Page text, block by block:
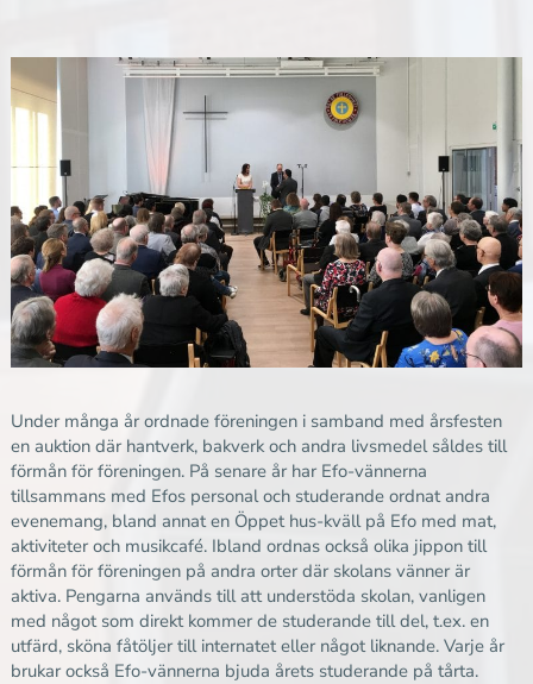
Under många år ordnade föreningen i samband med årsfesten
en auktion där hantverk, bakverk och andra livsmedel såldes till
förmån för föreningen. På senare år har Efo-vännerna
tillsammans med Efos personal och studerande ordnat andra
evenemang, bland annat en Öppet hus-kväll på Efo med mat,
aktiviteter och musikcafé. Ibland ordnas också olika jippon till
förmån för föreningen på andra orter där skolans vänner är
aktiva. Pengarna används till att understöda skolan, vanligen
med något som direkt kommer de studerande till del, t.ex. en
utfärd, sköna fåtöljer till internatet eller något liknande. Varje år
brukar också Efo-vännerna bjuda årets studerande på tårta.